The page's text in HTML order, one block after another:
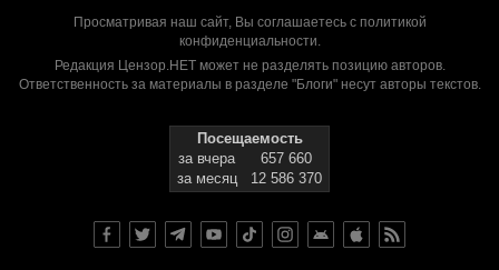
Просматривая наш сайт, Вы соглашаетесь с политикой
конфиденциальности.
Редакция Цензор.НЕТ может не разделять позицию авторов.
Ответственность за материалы в разделе "Блоги" несут авторы текстов.
Посещаемость
за вчера
657 660
за месяц
12 586 370